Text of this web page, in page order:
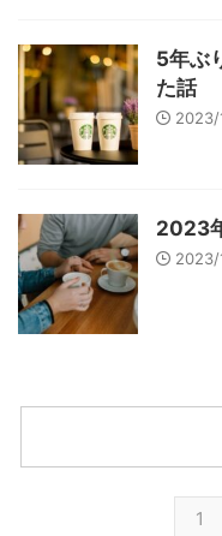
5年ぶ
た話
2023/
2023
2023/
1